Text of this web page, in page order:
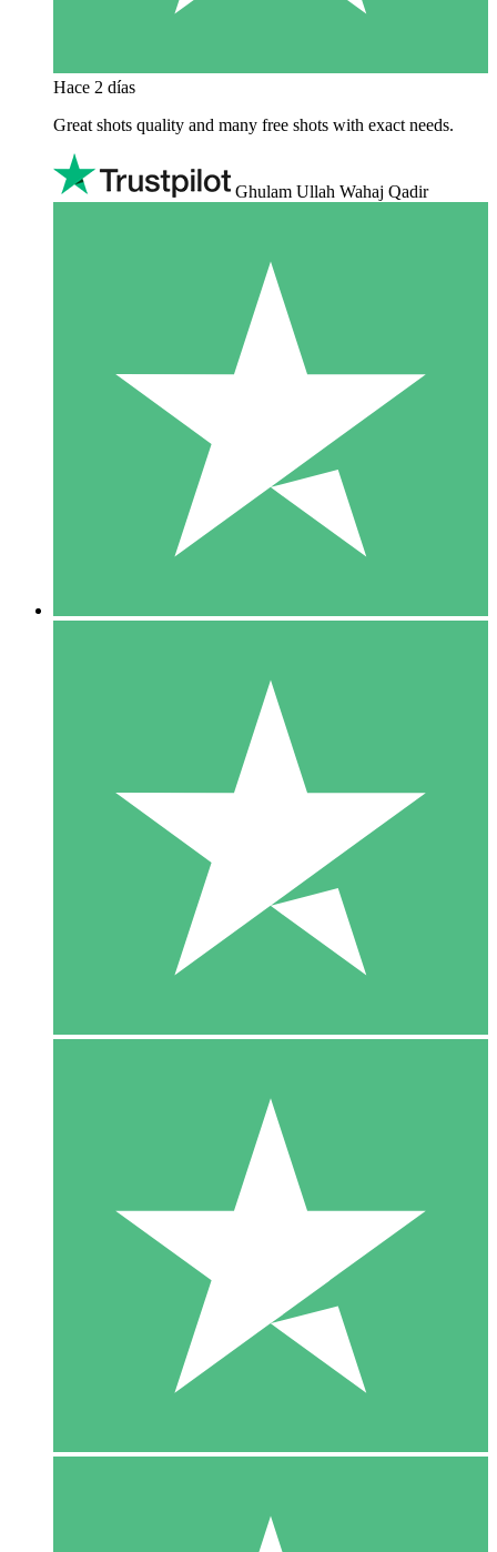
Hace 2 días
Great shots quality and many free shots with exact needs.
Ghulam Ullah Wahaj Qadir